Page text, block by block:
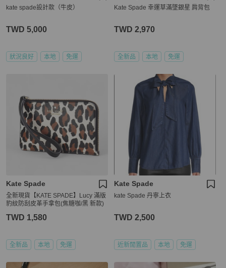
kate spade設計款（牛皮）
TWD 5,000
狀況良好 本地 免運
Kate Spade 幸運草滿墜銀星 肩背包
TWD 2,970
全新品 本地 免運
Kate Spade
全新現貨【KATE SPADE】Lucy 滿版
豹紋防刮皮革手拿包(焦糖咖/黑 新款)
TWD 1,580
全新品 本地 免運
Kate Spade
kate Spade 丹寧上衣
TWD 2,500
近新閒置品 本地 免運